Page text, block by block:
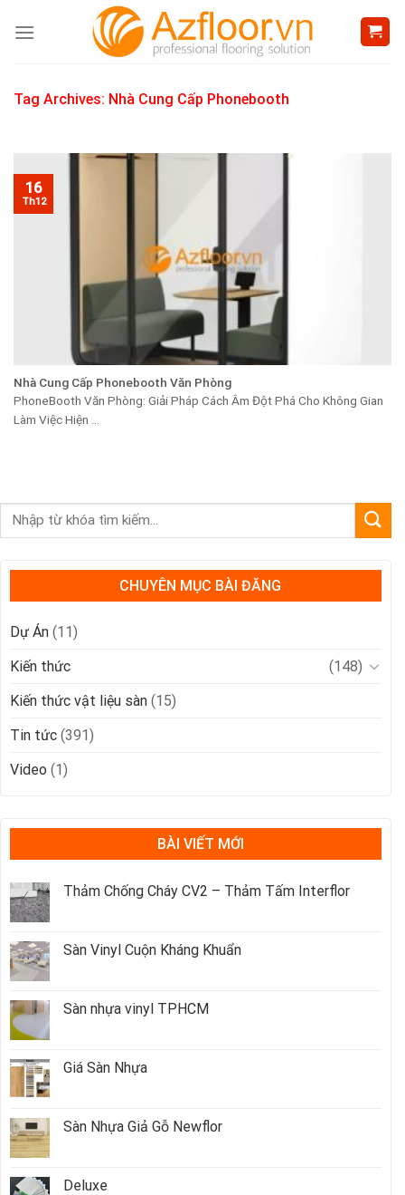
Tag Archives: Nhà Cung Cấp Phonebooth
Nhà Cung Cấp Phonebooth Văn Phòng
PhoneBooth Văn Phòng: Giải Pháp Cách Âm Đột Phá Cho Không Gian
Làm Việc Hiện ...
16
Th12
CHUYÊN MỤC BÀI ĐĂNG
Dự Án (11)
Kiến thức
(148)
Kiến thức vật liệu sàn (15)
Tin tức (391)
Video (1)
BÀI VIẾT MỚI
Thảm Chống Cháy CV2 – Thảm Tấm Interflor
Sàn Vinyl Cuộn Kháng Khuẩn
Sàn nhựa vinyl TPHCM
Giá Sàn Nhựa
Sàn Nhựa Giả Gỗ Newflor
Deluxe